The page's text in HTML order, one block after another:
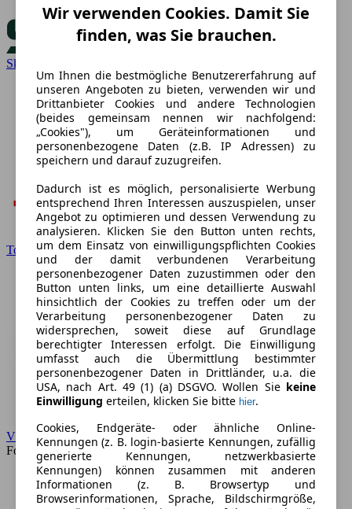
Skoda
Toyota
VW
Forum
Wir verwenden Cookies. Damit Sie
finden, was Sie brauchen.
Um Ihnen die bestmögliche Benutzererfahrung auf
unseren Angeboten zu bieten, verwenden wir und
Drittanbieter Cookies und andere Technologien
(beides gemeinsam nennen wir nachfolgend:
„Cookies"), um Geräteinformationen und
personenbezogene Daten (z.B. IP Adressen) zu
speichern und darauf zuzugreifen.
Dadurch ist es möglich, personalisierte Werbung
entsprechend Ihren Interessen auszuspielen, unser
Angebot zu optimieren und dessen Verwendung zu
analysieren. Klicken Sie den Button unten rechts,
um dem Einsatz von einwilligungspflichten Cookies
und der damit verbundenen Verarbeitung
personenbezogener Daten zuzustimmen oder den
Button unten links, um eine detaillierte Auswahl
hinsichtlich der Cookies zu treffen oder um der
Verarbeitung personenbezogener Daten zu
widersprechen, soweit diese auf Grundlage
berechtigter Interessen erfolgt. Die Einwilligung
umfasst auch die Übermittlung bestimmter
personenbezogener Daten in Drittländer, u.a. die
USA, nach Art. 49 (1) (a) DSGVO. Wollen Sie keine
Einwilligung erteilen, klicken Sie bitte hier.
Cookies, Endgeräte- oder ähnliche Online-
Kennungen (z. B. login-basierte Kennungen, zufällig
generierte Kennungen, netzwerkbasierte
Kennungen) können zusammen mit anderen
Informationen (z. B. Browsertyp und
Browserinformationen, Sprache, Bildschirmgröße,